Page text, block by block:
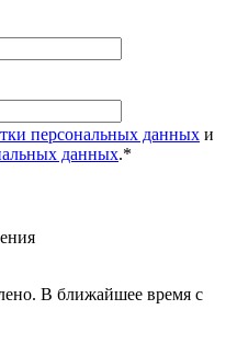
персональных данных и
данных.*
В ближайшее время с